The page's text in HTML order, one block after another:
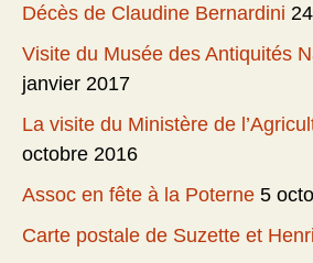
Décès de Claudine Bernardini
Visite du Musée des Antiquités
janvier 2017
La visite du Ministère de
octobre 2016
Assoc en fête à la Poterne 5
Carte postale de Suzette et Henri